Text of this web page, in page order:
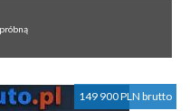
149 900 PLN brutto